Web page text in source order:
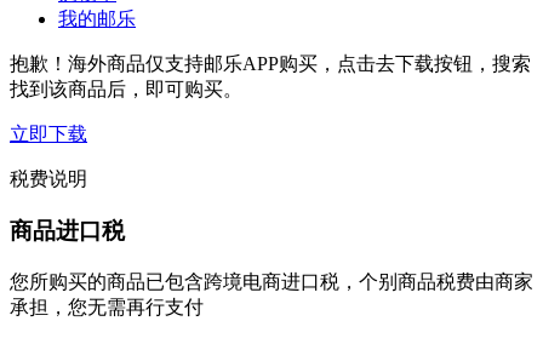
我的邮乐
抱歉！海外商品仅支持邮乐APP购买，点击去下载按钮，搜索
找到该商品后，即可购买。
立即下载
税费说明
商品进口税
您所购买的商品已包含跨境电商进口税，个别商品税费由商家
承担，您无需再行支付